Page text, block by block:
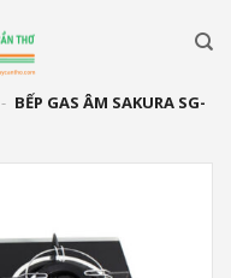
- BẾP GAS ÂM SAKURA SG-